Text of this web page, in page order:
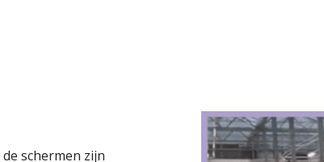
schermen zijn